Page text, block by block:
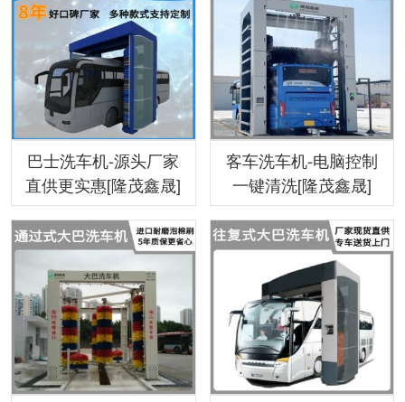
巴士洗车机-源头厂家
直供更实惠[隆茂鑫晟]
客车洗车机-电脑控制
一键清洗[隆茂鑫晟]